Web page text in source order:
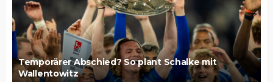
Temporärer Abschied? So plant Schalke mit
Wallentowitz